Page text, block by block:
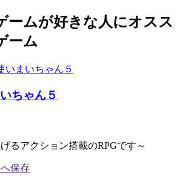
ームが好きな人にオスス
ーム
ちゃん５
るアクション搭載のRPGです～